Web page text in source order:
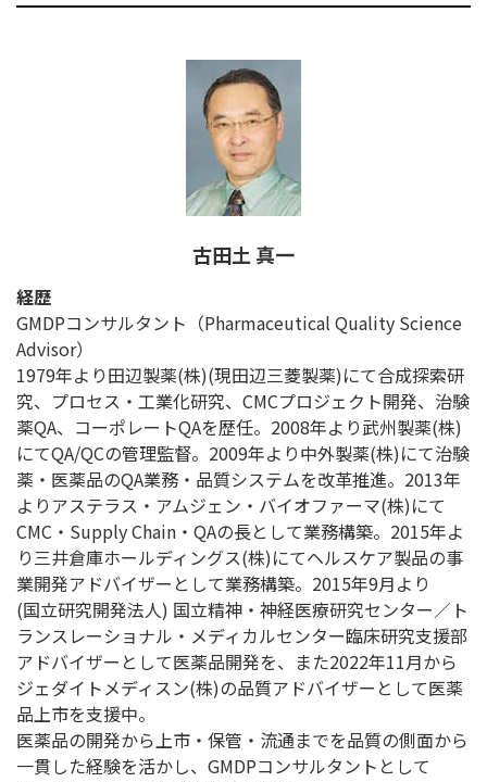
古田土 真一
経歴
GMDPコンサルタント（Pharmaceutical Quality Science
Advisor）
1979年より田辺製薬(株)(現田辺三菱製薬)にて合成探索研
究、プロセス・工業化研究、CMCプロジェクト開発、治験
薬QA、コーポレートQAを歴任。2008年より武州製薬(株)
にてQA/QCの管理監督。2009年より中外製薬(株)にて治験
薬・医薬品のQA業務・品質システムを改革推進。2013年
よりアステラス・アムジェン・バイオファーマ(株)にて
CMC・Supply Chain・QAの長として業務構築。2015年よ
り三井倉庫ホールディングス(株)にてヘルスケア製品の事
業開発アドバイザーとして業務構築。2015年9月より
(国立研究開発法人) 国立精神・神経医療研究センター／ト
ランスレーショナル・メディカルセンター臨床研究支援部
アドバイザーとして医薬品開発を、また2022年11月から
ジェダイトメディスン(株)の品質アドバイザーとして医薬
品上市を支援中。
医薬品の開発から上市・保管・流通までを品質の側面から
一貫した経験を活かし、GMDPコンサルタントとして